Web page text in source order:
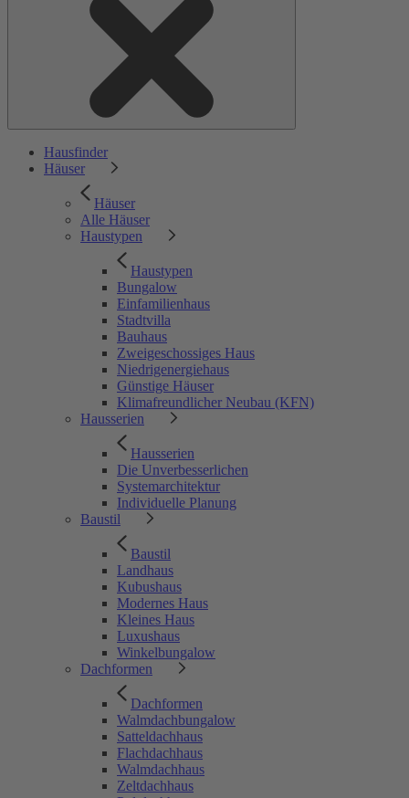
Hausfinder
Häuser
Häuser
Alle Häuser
Haustypen
Haustypen
Bungalow
Einfamilienhaus
Stadtvilla
Bauhaus
Zweigeschossiges Haus
Niedrigenergiehaus
Günstige Häuser
Klimafreundlicher Neubau (KFN)
Hausserien
Hausserien
Die Unverbesserlichen
Systemarchitektur
Individuelle Planung
Baustil
Baustil
Landhaus
Kubushaus
Modernes Haus
Kleines Haus
Luxushaus
Winkelbungalow
Dachformen
Dachformen
Walmdachbungalow
Satteldachhaus
Flachdachhaus
Walmdachhaus
Zeltdachhaus